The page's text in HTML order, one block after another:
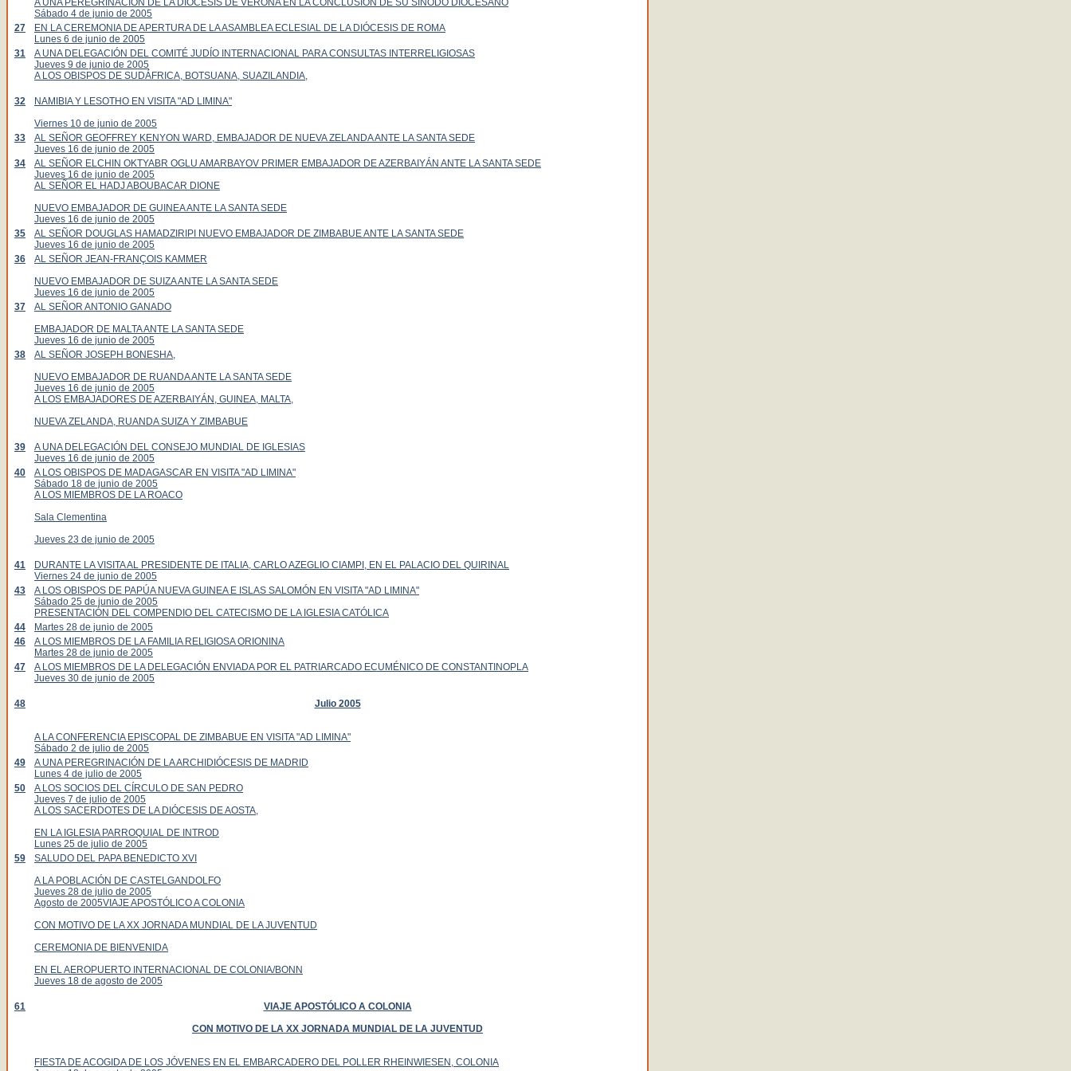
A UNA PEREGRINACIÓN DE LA DIÓCESIS DE VERONA EN LA CONCLUSIÓN DE SU SÍNODO DIOCESANO
Sábado 4 de junio de 2005
27
EN LA CEREMONIA DE APERTURA DE LA ASAMBLEA ECLESIAL DE LA DIÓCESIS DE ROMA
Lunes 6 de junio de 2005
31
A UNA DELEGACIÓN DEL COMITÉ JUDÍO INTERNACIONAL PARA CONSULTAS INTERRELIGIOSAS
Jueves 9 de junio de 2005
A LOS OBISPOS DE SUDÁFRICA, BOTSUANA, SUAZILANDIA,
32
NAMIBIA Y LESOTHO EN VISITA "AD LIMINA"
Viernes 10 de junio de 2005
33
AL SEÑOR GEOFFREY KENYON WARD, EMBAJADOR DE NUEVA ZELANDA ANTE LA SANTA SEDE
Jueves 16 de junio de 2005
34
AL SEÑOR ELCHIN OKTYABR OGLU AMARBAYOV PRIMER EMBAJADOR DE AZERBAIYÁN ANTE LA SANTA SEDE
Jueves 16 de junio de 2005
AL SEÑOR EL HADJ ABOUBACAR DIONE
NUEVO EMBAJADOR DE GUINEA ANTE LA SANTA SEDE
Jueves 16 de junio de 2005
35
AL SEÑOR DOUGLAS HAMADZIRIPI NUEVO EMBAJADOR DE ZIMBABUE ANTE LA SANTA SEDE
Jueves 16 de junio de 2005
36
AL SEÑOR JEAN-FRANÇOIS KAMMER
NUEVO EMBAJADOR DE SUIZA ANTE LA SANTA SEDE
Jueves 16 de junio de 2005
37
AL SEÑOR ANTONIO GANADO
EMBAJADOR DE MALTA ANTE LA SANTA SEDE
Jueves 16 de junio de 2005
38
AL SEÑOR JOSEPH BONESHA,
NUEVO EMBAJADOR DE RUANDA ANTE LA SANTA SEDE
Jueves 16 de junio de 2005
A LOS EMBAJADORES DE AZERBAIYÁN, GUINEA, MALTA,
NUEVA ZELANDA, RUANDA SUIZA Y ZIMBABUE
39
A UNA DELEGACIÓN DEL CONSEJO MUNDIAL DE IGLESIAS
Jueves 16 de junio de 2005
40
A LOS OBISPOS DE MADAGASCAR EN VISITA "AD LIMINA"
Sábado 18 de junio de 2005
A LOS MIEMBROS DE LA ROACO
Sala Clementina
Jueves 23 de junio de 2005
41
DURANTE LA VISITA AL PRESIDENTE DE ITALIA, CARLO AZEGLIO CIAMPI, EN EL PALACIO DEL QUIRINAL
Viernes 24 de junio de 2005
43
A LOS OBISPOS DE PAPÚA NUEVA GUINEA E ISLAS SALOMÓN EN VISITA "AD LIMINA"
Sábado 25 de junio de 2005
PRESENTACIÓN DEL COMPENDIO DEL CATECISMO DE LA IGLESIA CATÓLICA
44
Martes 28 de junio de 2005
46
A LOS MIEMBROS DE LA FAMILIA RELIGIOSA ORIONINA
Martes 28 de junio de 2005
47
A LOS MIEMBROS DE LA DELEGACIÓN ENVIADA POR EL PATRIARCADO ECUMÉNICO DE CONSTANTINOPLA
Jueves 30 de junio de 2005
48 Julio 2005
A LA CONFERENCIA EPISCOPAL DE ZIMBABUE EN VISITA "AD LIMINA"
Sábado 2 de julio de 2005
49
A UNA PEREGRINACIÓN DE LA ARCHIDIÓCESIS DE MADRID
Lunes 4 de julio de 2005
50
A LOS SOCIOS DEL CÍRCULO DE SAN PEDRO
Jueves 7 de julio de 2005
A LOS SACERDOTES DE LA DIÓCESIS DE AOSTA,
EN LA IGLESIA PARROQUIAL DE INTROD
Lunes 25 de julio de 2005
59
SALUDO DEL PAPA BENEDICTO XVI
A LA POBLACIÓN DE CASTELGANDOLFO
Jueves 28 de julio de 2005
Agosto de 2005VIAJE APOSTÓLICO A COLONIA
CON MOTIVO DE LA XX JORNADA MUNDIAL DE LA JUVENTUD
CEREMONIA DE BIENVENIDA
EN EL AEROPUERTO INTERNACIONAL DE COLONIA/BONN
Jueves 18 de agosto de 2005
61
VIAJE APOSTÓLICO A COLONIA
CON MOTIVO DE LA XX JORNADA MUNDIAL DE LA JUVENTUD
FIESTA DE ACOGIDA DE LOS JÓVENES EN EL EMBARCADERO DEL POLLER RHEINWIESEN, COLONIA